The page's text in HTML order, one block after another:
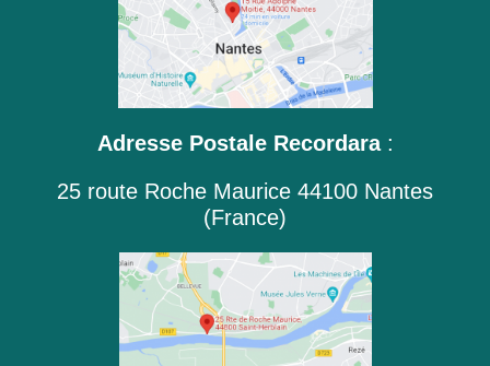
Adresse Postale Recordara:
25 route Roche Maurice 44100 Nantes
(France)